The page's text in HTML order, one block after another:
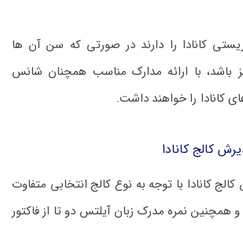
کانادا را دارند در صورتی که سن آن ها
سال نیز باشد، با ارائه مدارک مناسب همچنان شانس
کانادا را خواهند داشت.
کالج کانادا
کانادا با توجه به نوع کالج انتخابی متفاوت
همچنین نمره مدرک زبان آیلتس دو تا از فاکتور